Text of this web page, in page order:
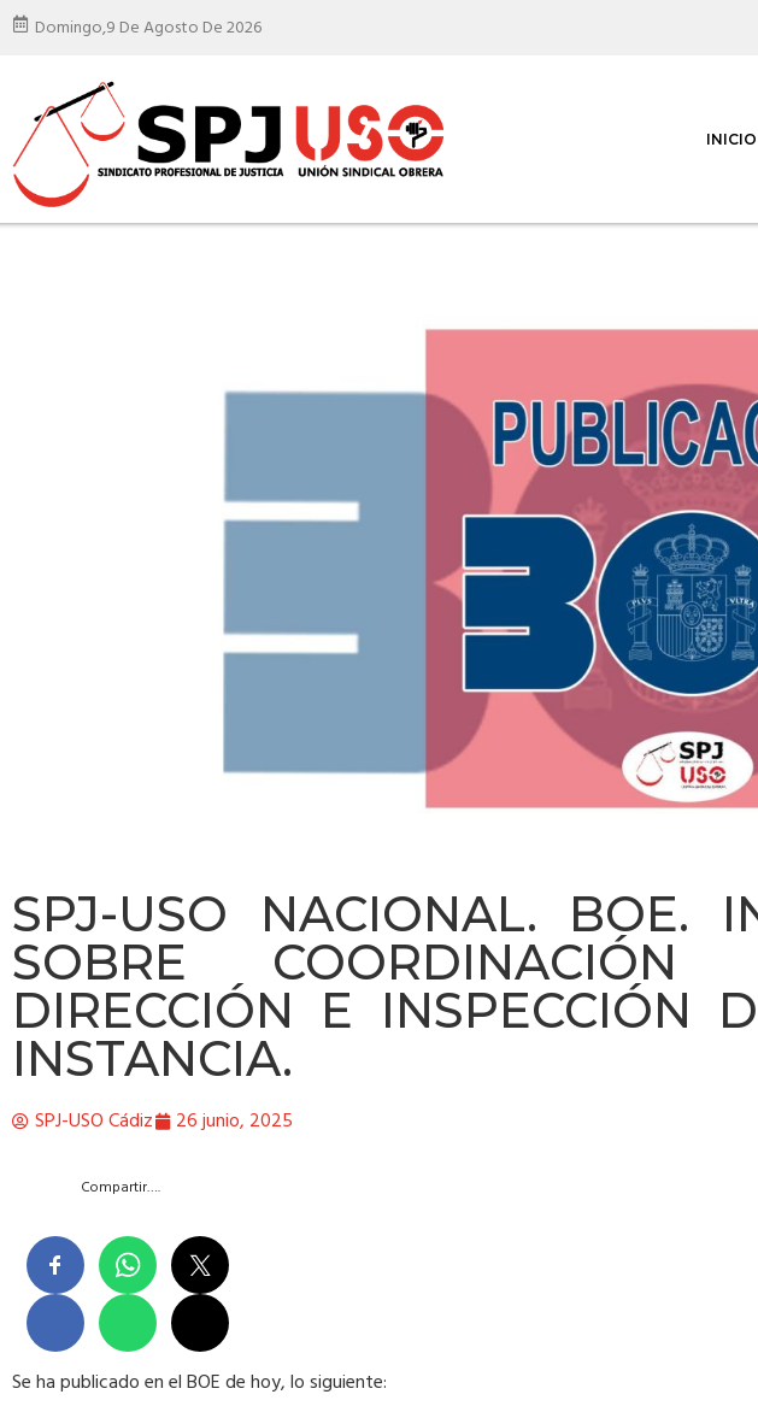
Domingo,9 De Agosto De 2026
INICIO
SPJ-USO NACIONAL. BOE.
SOBRE COORDINACIÓN
DIRECCIÓN E INSPECCIÓN
INSTANCIA.
SPJ-USO Cádiz 26 junio, 2025
Compartir….
Se ha publicado en el BOE de hoy, lo siguiente: